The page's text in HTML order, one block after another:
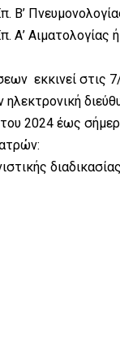
Β’
Α’
εκκινεί στις
2024 έως